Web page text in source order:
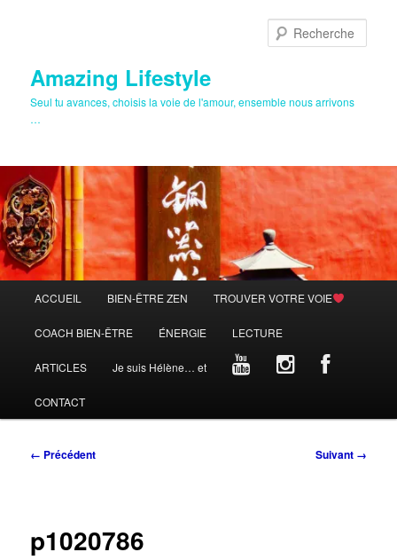
Amazing Lifestyle
Seul tu avances, choisis la voie de l'amour, ensemble nous arrivons
…
principal
ACCUEIL BIEN-ÊTRE ZEN TROUVER VOTRE VOIE
COACH BIEN-ÊTRE ÉNERGIE LECTURE
ARTICLES Je suis Hélène… et
CONTACT
Navigation
← Précédent Suivant →
p1020786